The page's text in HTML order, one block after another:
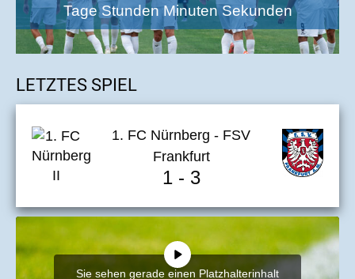
Tage Stunden Minuten Sekunden
LETZTES SPIEL
1. FC Nürnberg - FSV
Frankfurt
1 - 3
Sie sehen gerade einen Platzhalterinhalt